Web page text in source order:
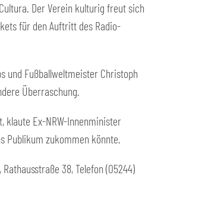
Der Verein kulturig freut sich
für den Auftritt des Radio-
und Fußballweltmeister Christoph
Überraschung.
klaute Ex-NRW-Innenminister
Publikum zukommen könnte.
38, Telefon (05244)